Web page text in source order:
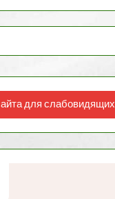
для слабовидящих